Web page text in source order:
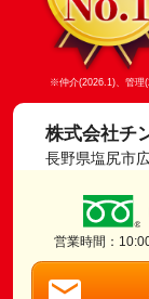
※仲介(2026.1)、管理
株式会社チ
長野県塩尻市
営業時間：